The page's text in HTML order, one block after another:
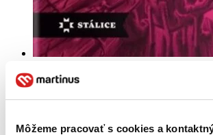
Môžeme pracovať s cookies a
Slovenčina, 2024
Túto knihu máme síce aktuálne na
Dodanie ďalších môže trvať dlhšie,